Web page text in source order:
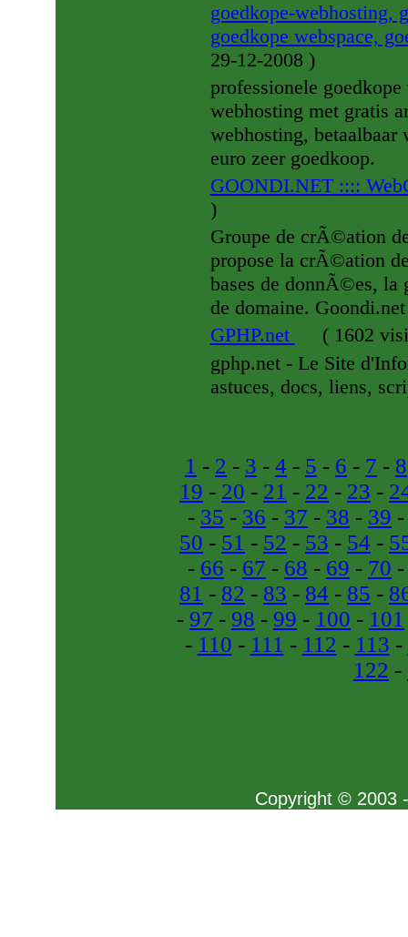
goedkope-webhosting,
goedkope webspace,
29-12-2008 )
professionele
webhosting met gratis
webhosting, betaalbaar
euro zeer goedkoop.
GOONDI.NET ::::
)
Groupe de crÃ©ation
propose la crÃ©ation
bases de donnÃ©es, la
de domaine.
GPHP.net
(1602
gphp.net - Le Site
astuces, docs, liens,
1 - 2 - 3 - 4 - 5 - 6 - 7 - 8
19 - 20 - 21 - 22 - 23 -
- 35 - 36 - 37 - 38 - 39
50 - 51 - 52 - 53 - 54 -
- 66 - 67 - 68 - 69 - 70
81 - 82 - 83 - 84 - 85 -
- 97 - 98 - 99 - 100 - 101
- 110 - 111 - 112 - 113 -
122 -
Copyright © 2003